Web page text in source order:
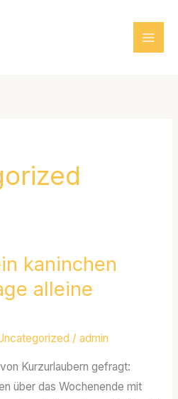
kaninchen
alleine
/ admin
Kurzurlaubern gefragt:
über das Wochenende mit